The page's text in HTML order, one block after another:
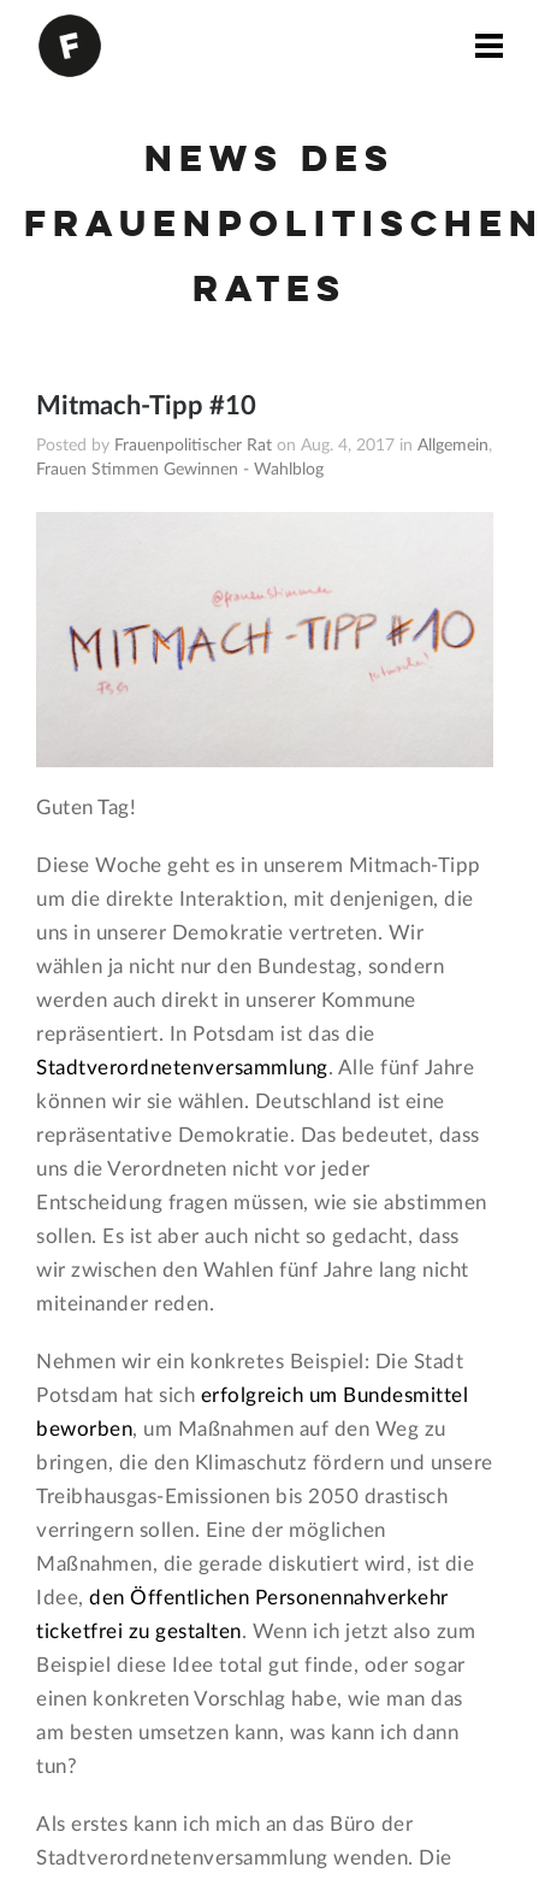
News des
Rates
Mitmach-Tipp #10
Posted by Frauenpolitischer Rat on Aug. 4, 2017 inAllgemein,
Frauen Stimmen Gewinnen - Wahlblog
Guten Tag!
Diese Woche geht es in unserem Mitmach-Tipp
um die direkte Interaktion, mit denjenigen, die
uns in unserer Demokratie vertreten. Wir
wählen ja nicht nur den Bundestag, sondern
werden auch direkt in unserer Kommune
repräsentiert. In Potsdam ist das die
Stadtverordnetenversammlung. Alle fünf Jahre
können wir sie wählen. Deutschland ist eine
repräsentative Demokratie. Das bedeutet, dass
uns die Verordneten nicht vor jeder
Entscheidung fragen müssen, wie sie abstimmen
sollen. Es ist aber auch nicht so gedacht, dass
wir zwischen den Wahlen fünf Jahre lang nicht
miteinander reden.
Nehmen wir ein konkretes Beispiel: Die Stadt
Potsdam hat sich erfolgreich um Bundesmittel
beworben, um Maßnahmen auf den Weg zu
bringen, die den Klimaschutz fördern und unsere
Treibhausgas-Emissionen bis 2050 drastisch
verringern sollen. Eine der möglichen
Maßnahmen, die gerade diskutiert wird, ist die
Idee,den Öffentlichen Personennahverkehr
ticketfrei zu gestalten. Wenn ich jetzt also zum
Beispiel diese Idee total gut finde, oder sogar
einen konkreten Vorschlag habe, wie man das
am besten umsetzen kann, was kann ich dann
tun?
Als erstes kann ich mich an das Büro der
Stadtverordnetenversammlung wenden. Die